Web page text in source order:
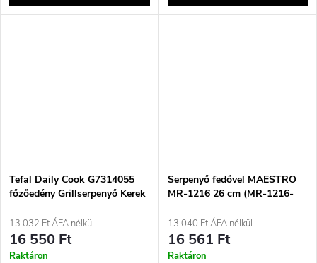
Tefal Daily Cook G7314055
főzőedény Grillserpenyő Kerek
13 032 Ft ÁFA nélkül
16 550 Ft
Raktáron
Serpenyő fedővel MAESTRO
MR-1216 26 cm (MR-1216-
13 040 Ft ÁFA nélkül
16 561 Ft
Raktáron